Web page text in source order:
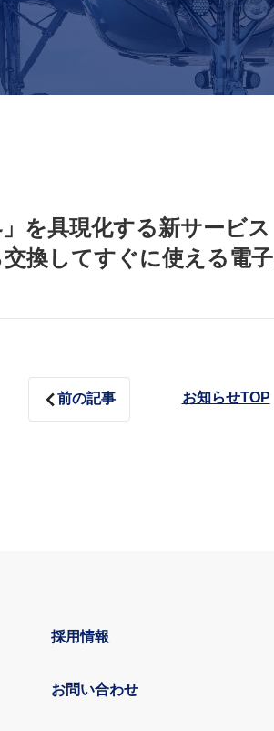
」を具現化する新サービ
換してすぐに使える電
前の記事 お知らせTOP
採用情報
お問い合わせ